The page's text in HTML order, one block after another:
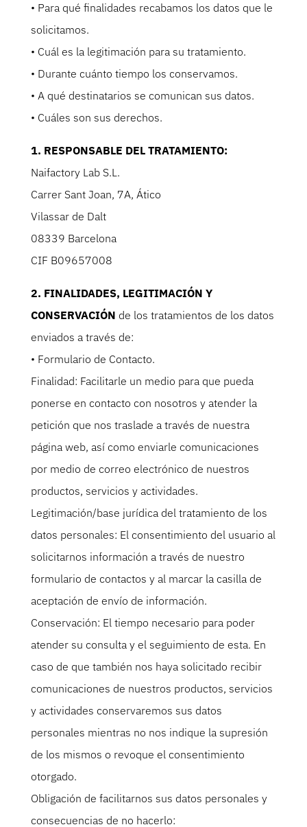
• Para qué finalidades recabamos los datos que le
solicitamos.
• Cuál es la legitimación para su tratamiento.
• Durante cuánto tiempo los conservamos.
• A qué destinatarios se comunican sus datos.
• Cuáles son sus derechos.
1. RESPONSABLE DEL TRATAMIENTO:
Naifactory Lab S.L.
Carrer Sant Joan, 7A, Ático
Vilassar de Dalt
08339 Barcelona
CIF B09657008
2. FINALIDADES, LEGITIMACIÓN Y
CONSERVACIÓN de los tratamientos de los datos
enviados a través de:
• Formulario de Contacto.
Finalidad: Facilitarle un medio para que pueda
ponerse en contacto con nosotros y atender la
petición que nos traslade a través de nuestra
página web, así como enviarle comunicaciones
por medio de correo electrónico de nuestros
productos, servicios y actividades.
Legitimación/base jurídica del tratamiento de los
datos personales: El consentimiento del usuario al
solicitarnos información a través de nuestro
formulario de contactos y al marcar la casilla de
aceptación de envío de información.
Conservación: El tiempo necesario para poder
atender su consulta y el seguimiento de esta. En
caso de que también nos haya solicitado recibir
comunicaciones de nuestros productos, servicios
y actividades conservaremos sus datos
personales mientras no nos indique la supresión
de los mismos o revoque el consentimiento
otorgado.
Obligación de facilitarnos sus datos personales y
consecuencias de no hacerlo: